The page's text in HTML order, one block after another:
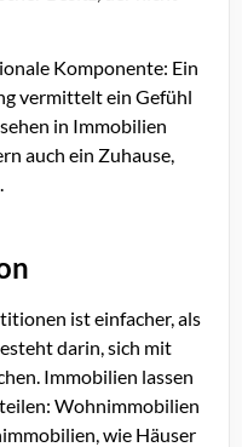
Komponente: Ein
vermittelt ein Gefühl
in Immobilien
auch ein Zuhause,
ist einfacher, als
darin, sich mit
Immobilien lassen
Wohnimmobilien
wie Häuser